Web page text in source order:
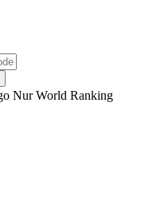
Nur World Ranking